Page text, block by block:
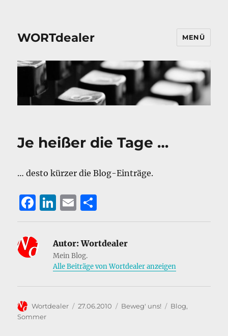
WORTdealer MENÜ
Je heißer die Tage …
… desto kürzer die Blog-Einträge.
F
a
c
e
o
o
k
Li
n
k
e
d
I
n
E
m
ai
l
ei
le
n
Autor:Wortdealer
Mein Blog.
Alle Beiträge von Wortdealer anzeigen
Autor
Wortdealer
Veröffentlicht
27.06.2010 Kategorien
Beweg' uns! Schlagwörter
Blog,
Sommer